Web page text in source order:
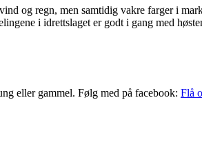
og regn, men samtidig vakre farger i
i idrettslaget er godt i gang med
eller gammel. Følg med på facebook: Flå